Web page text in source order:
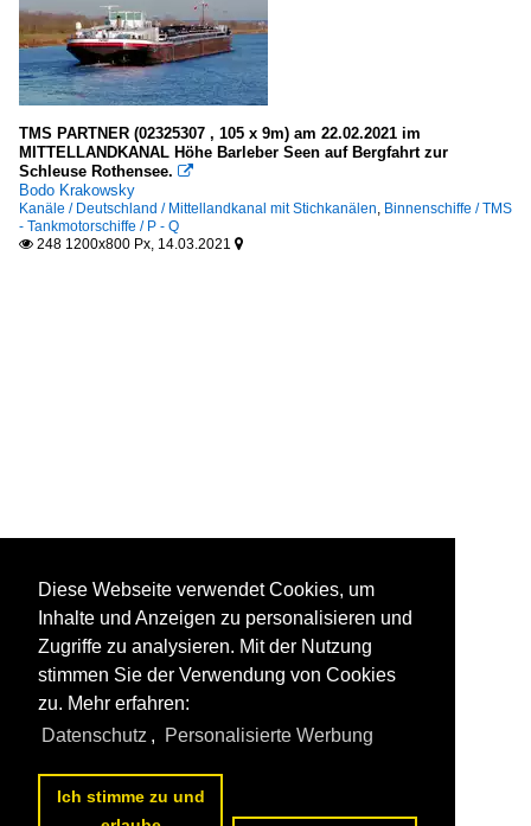
TMS PARTNER (02325307 , 105 x 9m) am 22.02.2021 im
MITTELLANDKANAL Höhe Barleber Seen auf Bergfahrt zur
Schleuse Rothensee. 
Bodo Krakowsky
Kanäle / Deutschland / Mittellandkanal mit Stichkanälen, Binnenschiffe / TMS
- Tankmotorschiffe / P - Q
 248 1200x800 Px, 14.03.2021 
Diese Webseite verwendet Cookies, um
Inhalte und Anzeigen zu personalisieren und
Zugriffe zu analysieren. Mit der Nutzung
stimmen Sie der Verwendung von Cookies
zu. Mehr erfahren:
Datenschutz , Personalisierte Werbung
Ich stimme zu und